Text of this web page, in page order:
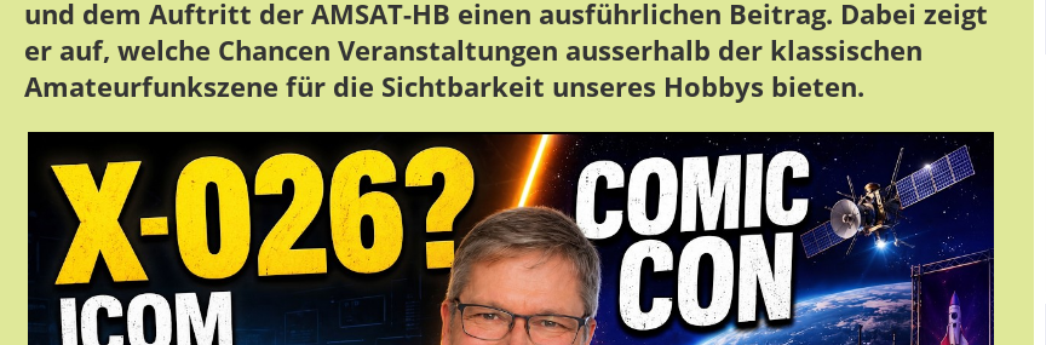
und dem Auftritt der AMSAT-HB einen ausführlichen Beitrag. Dabei zeigt
er auf, welche Chancen Veranstaltungen ausserhalb der klassischen
Amateurfunkszene für die Sichtbarkeit unseres Hobbys bieten.